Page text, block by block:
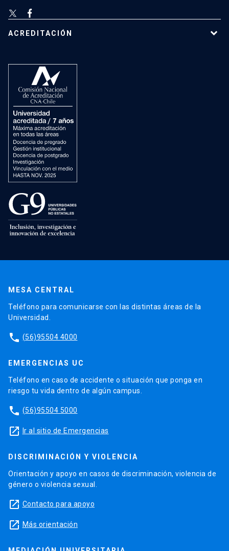
ACREDITACIÓN
MESA CENTRAL
Teléfono para comunicarse con las distintas áreas de la
Universidad.
phone (56)95504 4000
EMERGENCIAS UC
Teléfono en caso de accidente o situación que ponga en
riesgo tu vida dentro de algún campus.
phone (56)95504 5000
launch Ir al sitio de Emergencias
DISCRIMINACIÓN Y VIOLENCIA
Orientación y apoyo en casos de discriminación, violencia de
género o violencia sexual.
launch Contacto para apoyo
launch Más orientación